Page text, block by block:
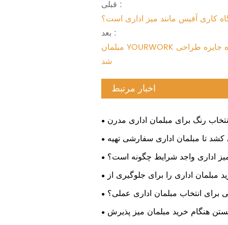
قبلی :
کاری آفیس مانند میز اداری است؟
بعد :
مبلمان YOURWORK برنده جایزه طراحی KAPOK CHINA
شد
اخبار مرتبط
رنگ برای مبلمان اداری مدرن
تا مبلمان اداری سفارشی تهیه
شود؟
اداری واجد شرایط چگونه است؟
مبلمان اداری را برای جلوگیری از
برای انتخاب مبلمان اداری عملی؟
هنگام خرید مبلمان میز پذیرش